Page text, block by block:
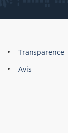
About
this
Brand
Transparence
Avis